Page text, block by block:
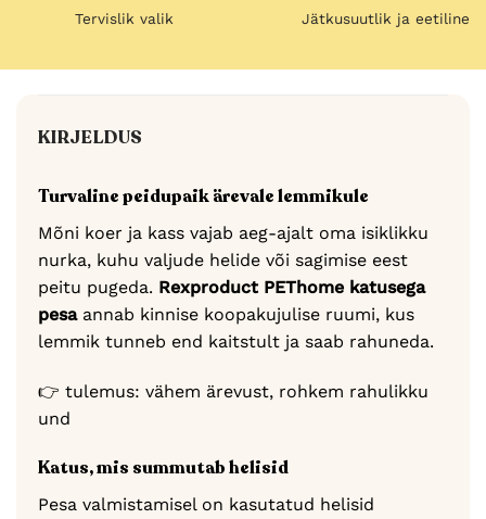
Tervislik valik Jätkusuutlik ja eetiline
KIRJELDUS
Turvaline peidupaik ärevale lemmikule
Mõni koer ja kass vajab aeg-ajalt oma isiklikku
nurka, kuhu valjude helide või sagimise eest
peitu pugeda. Rexproduct PEThome katusega
pesaannab kinnise koopakujulise ruumi, kus
lemmik tunneb end kaitstult ja saab rahuneda.
👉 tulemus: vähem ärevust, rohkem rahulikku
und
Katus, mis summutab helisid
Pesa valmistamisel on kasutatud helisid